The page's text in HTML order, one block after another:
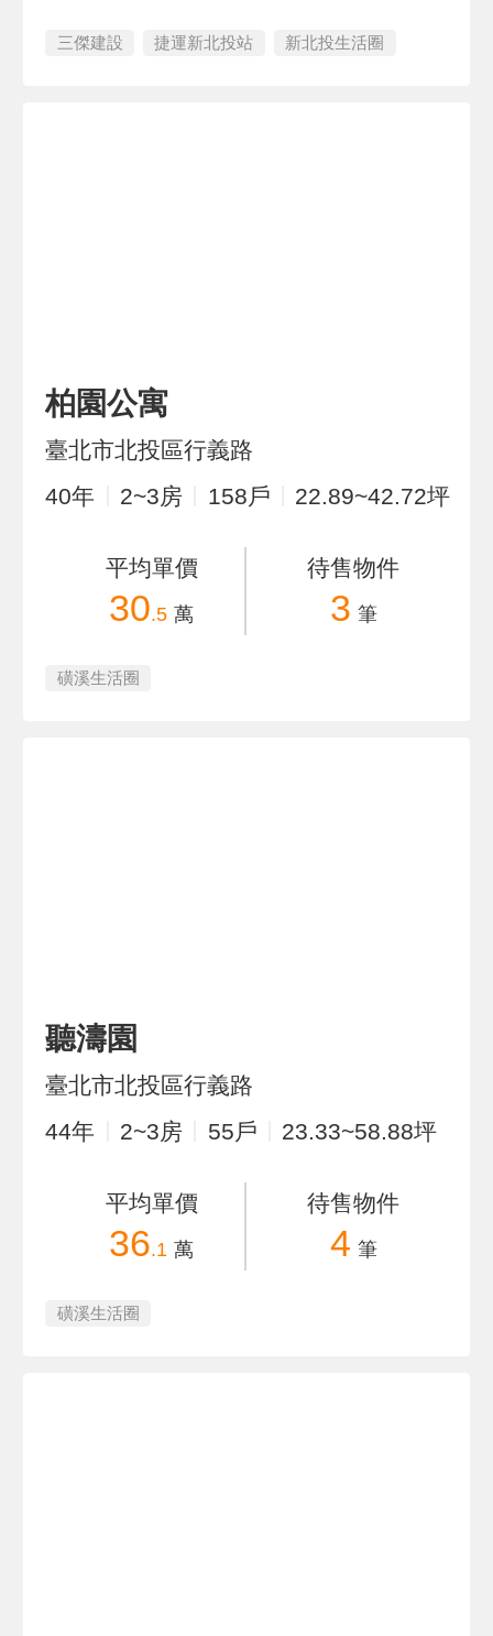
三傑建設 捷運新北投站 新北投生活圈
柏園公寓
臺北市北投區行義路
40年 2~3房 158戶 22.89~42.72坪
平均單價
30.5 萬
待售物件
3 筆
磺溪生活圈
聽濤園
臺北市北投區行義路
44年 2~3房 55戶 23.33~58.88坪
平均單價
36.1 萬
待售物件
4 筆
磺溪生活圈